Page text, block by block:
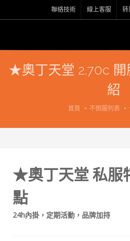
聯絡技術 線上客服 转
★奧丁天堂 2.70c 開
紹
首頁 不倒服列表
★奧丁天堂 私服
點
24h內掛，定期活動，品牌加持